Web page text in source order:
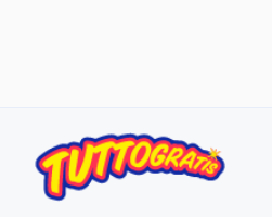
contenuto